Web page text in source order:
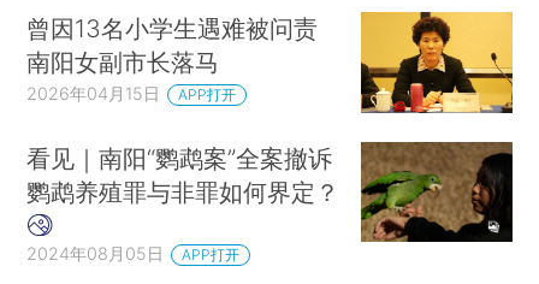
曾因13名小学生遇难被问责
南阳女副市长落马
2026年04月15日 APP打开
看见｜南阳“鹦鹉案”全案撤诉
鹦鹉养殖罪与非罪如何界定？
2024年08月05日 APP打开